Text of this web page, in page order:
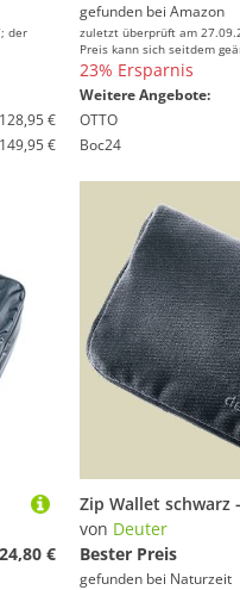
der
128,95 €
149,95 €
gefunden bei Amazon
zuletzt überprüft am
Preis kann sich seitdem
23% Ersparnis
Weitere Angebote:
OTTO
Boc24
24,80 €
von Deuter
Bester Preis
gefunden bei Naturzeit